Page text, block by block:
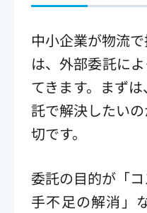
中小企業が物流
は、外部委託に
てきます。まず
託で解決したい
切です。
委託の目的が「
手不足の解消」